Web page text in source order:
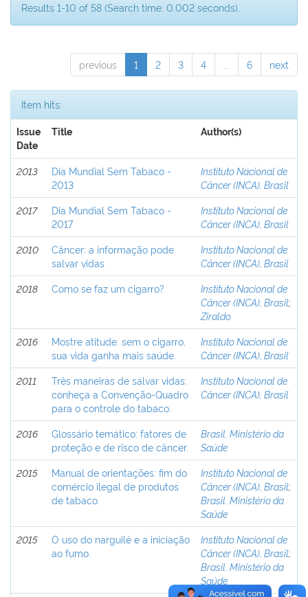
Results 1-10 of 58 (Search time: 0.002 seconds).
previous 1 2 3 4 6 next
Item hits:
Issue
Date
Title Author(s)
2013
Dia Mundial Sem Tabaco -
2013
Instituto Nacional de
Câncer (INCA), Brasil
2017
Dia Mundial Sem Tabaco -
2017
Instituto Nacional de
Câncer (INCA), Brasil
2010
Câncer: a informação pode
salvar vidas
Instituto Nacional de
Câncer (INCA), Brasil
2018
Como se faz um cigarro?
Instituto Nacional de
Câncer (INCA), Brasil;
Ziraldo
2016
Mostre atitude: sem o cigarro,
sua vida ganha mais saúde.
Instituto Nacional de
Câncer (INCA), Brasil
2011
Três maneiras de salvar vidas:
conheça a Convenção-Quadro
para o controle do tabaco.
Instituto Nacional de
Câncer (INCA), Brasil
2016
Glossário temático: fatores de
proteção e de risco de câncer.
Brasil. Ministério da
Saúde
2015
Manual de orientações: fim do
comércio ilegal de produtos
de tabaco.
Instituto Nacional de
Câncer (INCA), Brasil;
Brasil. Ministério da
Saúde
2015
O uso do narguilé e a iniciação
ao fumo.
Instituto Nacional de
Câncer (INCA), Brasil;
Brasil. Ministério da
Saúde